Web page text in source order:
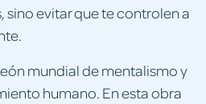
sino evitar que te controlen a
mundial de mentalismo y
humano. En esta obra